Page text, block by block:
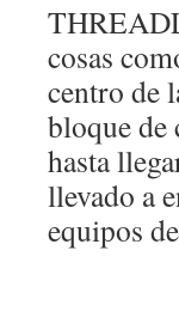
cosas
centro de
bloque de
hasta
llevado a
equipos